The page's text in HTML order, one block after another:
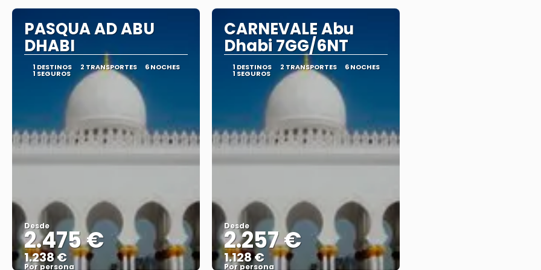
PASQUA AD ABU
DHABI
1 DESTINOS 2 TRANSPORTES 6 NOCHES
1 SEGUROS
Desde
2.475 €
1.238 €
Por persona
CARNEVALE Abu
Dhabi 7GG/6NT
1 DESTINOS 2 TRANSPORTES 6 NOCHES
1 SEGUROS
Desde
2.257 €
1.128 €
Por persona